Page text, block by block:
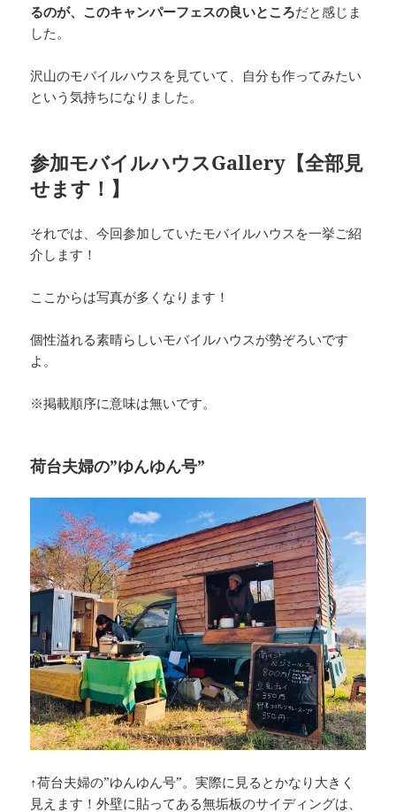
るのが、このキャンパーフェスの良いところだと感じま
した。
沢山のモバイルハウスを見ていて、自分も作ってみたい
という気持ちになりました。
参加モバイルハウスGallery【全部見
せます！】
それでは、今回参加していたモバイルハウスを一挙ご紹
介します！
ここからは写真が多くなります！
個性溢れる素晴らしいモバイルハウスが勢ぞろいです
よ。
※掲載順序に意味は無いです。
荷台夫婦の”ゆんゆん号”
↑荷台夫婦の”ゆんゆん号”。実際に見るとかなり大きく
見えます！外壁に貼ってある無垢板のサイディングは、